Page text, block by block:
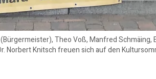
Theo Voß, Manfred Schmäing,
Norbert Knitsch freuen sich auf den